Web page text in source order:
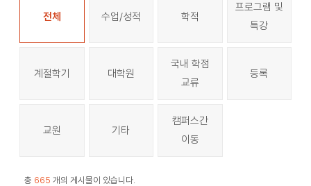
전체 수업/성적 학적
프로그램 및
특강
계절학기 대학원
국내 학점
교류
등록
교원 기타
캠퍼스간
이동
총 665 개의 게시물이 있습니다.